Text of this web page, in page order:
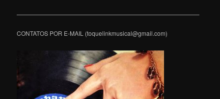
———————————————————————————————
CONTATOS POR E-MAIL (toquelinkmusical@gmail.com)